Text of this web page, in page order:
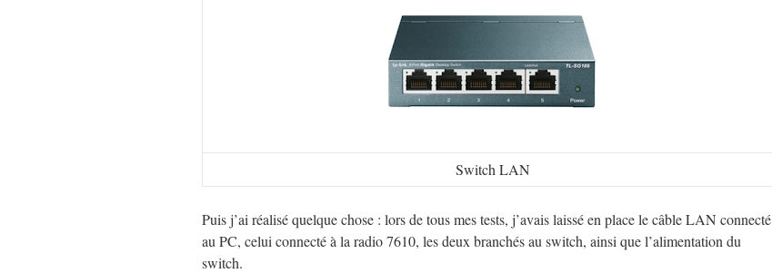
Switch LAN
Puis j’ai réalisé quelque chose : lors de tous mes tests, j’avais laissé en place le câble LAN connecté
au PC, celui connecté à la radio 7610, les deux branchés au switch, ainsi que l’alimentation du
switch.